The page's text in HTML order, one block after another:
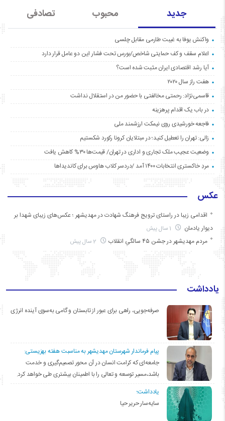
جدید محبوب تصادفی
واکنش یوفا به غیبت طارمی مقابل چلسی
اعلام سقف و کف حمایتی شاخص/بورس تحت فشار این دو عامل قرار دارد
آیا رشد اقتصادی ایران مثبت شده است؟
هفت راز سال ۲۰۲۰
قاسمی‌نژاد: رحمتی مخالفتی با حضور من در استقلال نداشت
در باب یک اقدام پرهزینه
فاجعه خورشیدی روی نیمکت ارزشمند ملی
زالی: تهران را تعطیل کنید؛ در مبتلایان کرونا رکورد شکستیم
وضعیت عجیب ملک تجاری و اداری در تهران/ قیمت‌ها ۳۰% کاهش یافت
مردِ خاکستری انتخابات ۱۴۰۰ آمد /دردسر کلاب هاوس برای کاندیداها
عکس
اقدامی زیبا در راستای ترویج فرهنگ شهادت در مهدیشهر ؛ عکس‌های زیبای شهدا بر
دیوار یادمان
مردم مهدیشهر در جشن ۴۵ سالگیِ انقلاب
یادداشت
صرفه‌جویی، راهی برای عبور از تابستان و گامی به‌سوی آینده انرژی
پیام فرماندار شهرستان مهدیشهر به مناسبت هفته بهزیستی:
جامعه‌ای که کرامت انسان در آن محور تصمیم‌گیری و خدمت
باشد،مسیر توسعه و تعالی را با اطمینان بیشتری طی خواهد کرد.
یادداشت؛
سایه‌سار حریر حیا